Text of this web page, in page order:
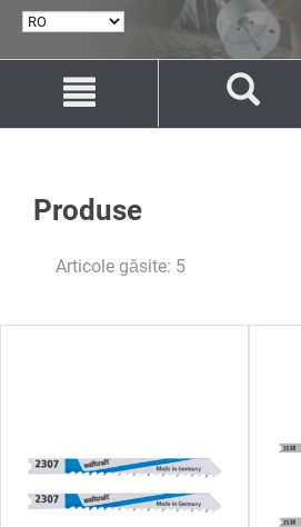
SELECTARE
conținut
navigare
Produse
Articole găsite: 5